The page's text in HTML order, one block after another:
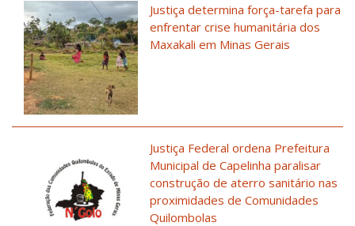
Justiça determina força-tarefa para
enfrentar crise humanitária dos
Maxakali em Minas Gerais
Justiça Federal ordena Prefeitura
Municipal de Capelinha paralisar
construção de aterro sanitário nas
proximidades de Comunidades
Quilombolas